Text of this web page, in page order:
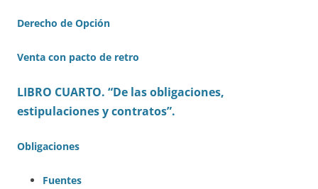
Derecho de Opción
Venta con pacto de retro
LIBRO CUARTO. “De las obligaciones,
estipulaciones y contratos”.
Obligaciones
Fuentes